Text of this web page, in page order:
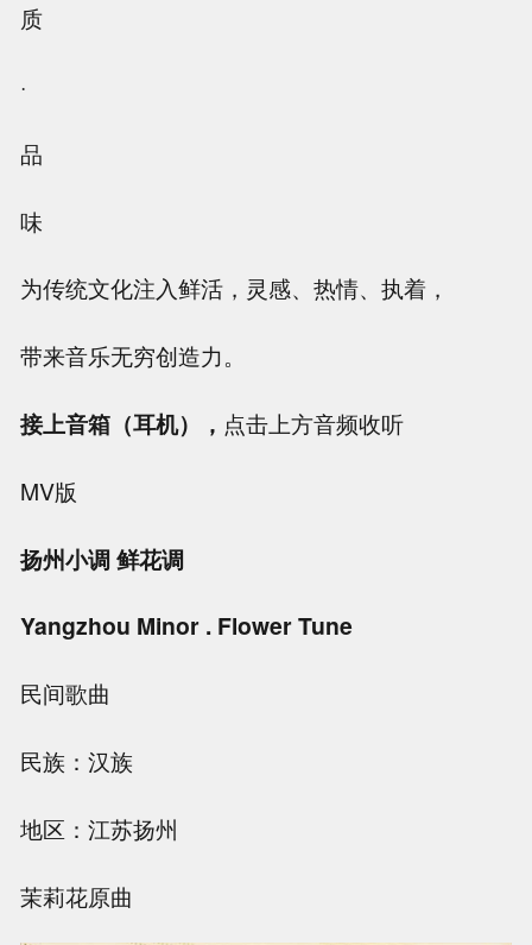
质
·
品
味
为传统文化注入鲜活，灵感、热情、执着，
带来音乐无穷创造力。
接上音箱（耳机）， 点击上方音频收听
MV版
扬州小调 鲜花调
Yangzhou Minor . Flower Tune
民间歌曲
民族：汉族
地区：江苏扬州
茉莉花原曲